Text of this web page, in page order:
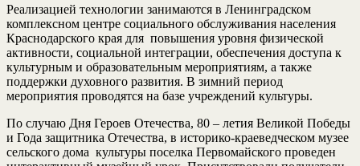
Реализацией технологии занимаются в Ленинградском
комплексном центре социального обслуживания населения
Краснодарского края для повышения уровня физической
активности, социальной интеграции, обеспечения доступа к
культурным и образовательным мероприятиям, а также
поддержки духовного развития. В зимний период
мероприятия проводятся на базе учреждений культуры.
По случаю Дня Героев Отечества, 80 – летия Великой Победы
и Года защитника Отечества, в историко-краеведческом музее
сельского дома культуры поселка Первомайского проведен